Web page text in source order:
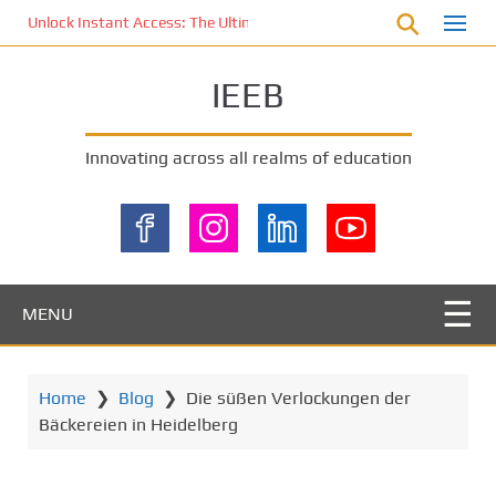
Unlock Instant Access: The Ultimate KOI77 LOGIN Experience for
IEEB
Innovating across all realms of education
MENU
Home ❯ Blog ❯ Die süßen Verlockungen der
Bäckereien in Heidelberg